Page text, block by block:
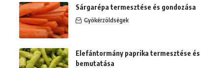
Sárgarépa termesztése és gondozása
Gyökérzöldségek
Elefántormány paprika termesztése és
bemutatása